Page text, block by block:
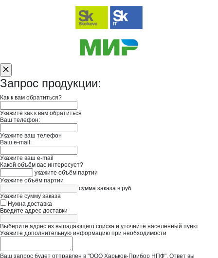
Запрос продукции:
Как к вам обратиться?
Укажите как к вам обратиться
Ваш телефон:
Укажите ваш телефон
Ваш e-mail:
Укажите ваш e-mail
Какой объём вас интересует?
укажите объём партии
Укажите объём партии
сумма заказа в руб
Укажите сумму заказа
Нужна доставка
Введите адрес доставки
Выберите адрес из выпадающего списка и уточните населенный пункт
Укажите дополнительную информацию при необходимости
Ваш запрос будет отправлен в "ООО Харьков-Прибор НПФ". Ответ вы